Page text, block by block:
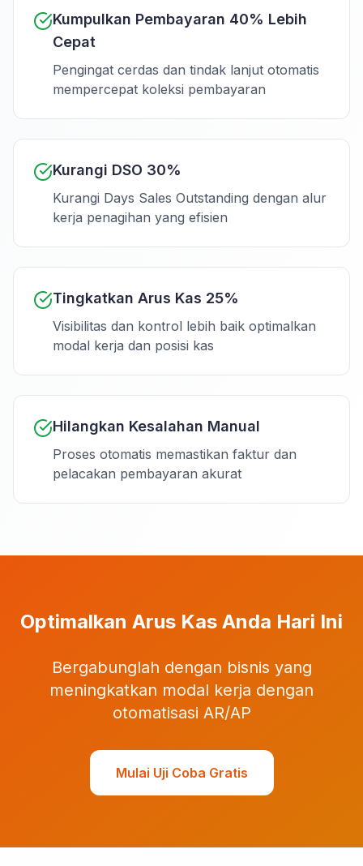
Kumpulkan Pembayaran 40% Lebih
Cepat
Pengingat cerdas dan tindak lanjut otomatis
mempercepat koleksi pembayaran
Kurangi DSO 30%
Kurangi Days Sales Outstanding dengan alur
kerja penagihan yang efisien
Tingkatkan Arus Kas 25%
Visibilitas dan kontrol lebih baik optimalkan
modal kerja dan posisi kas
Hilangkan Kesalahan Manual
Proses otomatis memastikan faktur dan
pelacakan pembayaran akurat
Optimalkan Arus Kas Anda Hari Ini
Bergabunglah dengan bisnis yang
meningkatkan modal kerja dengan
otomatisasi AR/AP
Mulai Uji Coba Gratis